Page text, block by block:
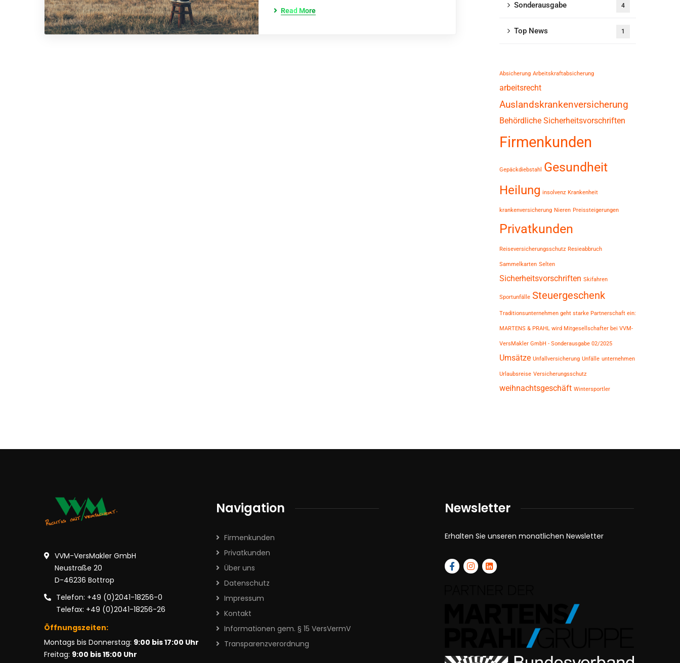
Read More
Sonderausgabe 4
Top News 1
Absicherung Arbeitskraftabsicherung
arbeitsrecht
Auslandskrankenversicherung
Behördliche Sicherheitsvorschriften
Firmenkunden
Gepäckdiebstahl Gesundheit
Heilung insolvenz Krankenheit
krankenversicherung Nieren Preissteigerungen
Privatkunden
Reiseversicherungsschutz Resieabbruch
Sammelkarten Selten
Sicherheitsvorschriften Skifahren
Sportunfälle Steuergeschenk
Traditionsunternehmen geht starke Partnerschaft ein:
MARTENS & PRAHL wird Mitgesellschafter bei VVM-
VersMakler GmbH - Sonderausgabe 02/2025
Umsätze Unfallversicherung Unfälle unternehmen
Urlaubsreise Versicherungsschutz
weihnachtsgeschäft Wintersportler
VVM-VersMakler GmbH
Neustraße 20
D-46236 Bottrop
Telefon: +49 (0)2041-18256-0
Telefax: +49 (0)2041-18256-26
Öffnungszeiten:
Montags bis Donnerstag: 9:00 bis 17:00 Uhr
Freitag: 9:00 bis 15:00 Uhr
Navigation
Firmenkunden
Privatkunden
Über uns
Datenschutz
Impressum
Kontakt
Informationen gem. § 15 VersVermV
Transparenzverordnung
Newsletter
Erhalten Sie unseren monatlichen Newsletter